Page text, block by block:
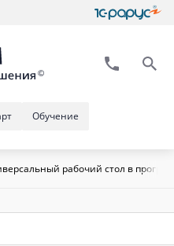
Обучение
рабочий стол в